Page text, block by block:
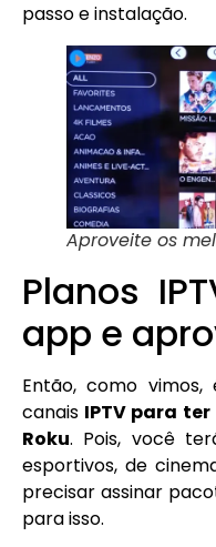
passo e instalação.
Aproveite os
Planos
app e
Então, como
canais IPTV para ter
Roku. Pois, você
esportivos, de
precisar assinar
para isso.